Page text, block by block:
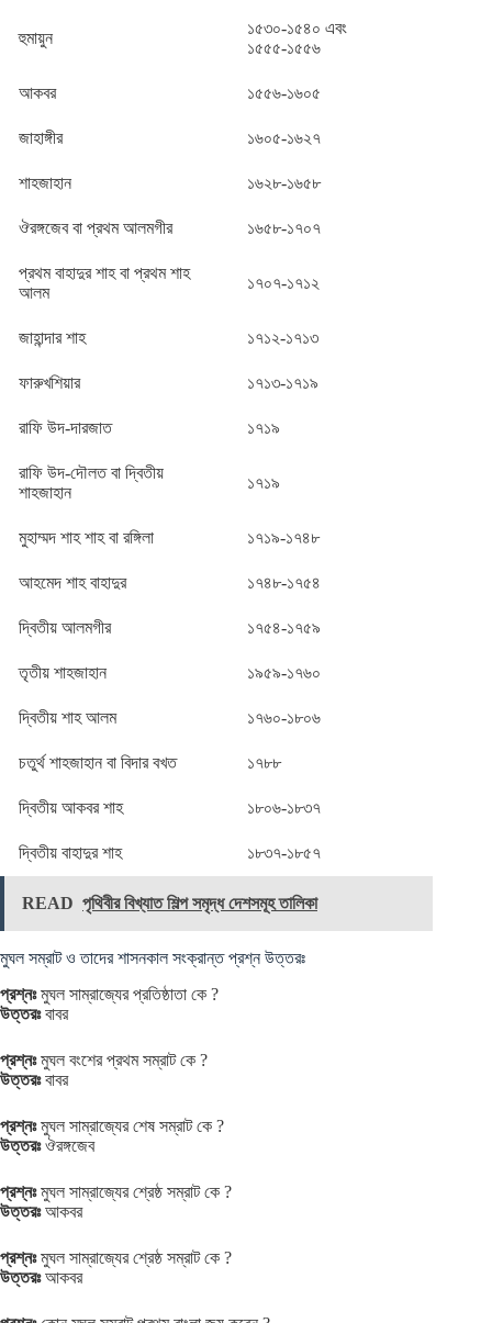
হুমায়ুন
১৫৩০-১৫৪০ এবং
১৫৫৫-১৫৫৬
আকবর ১৫৫৬-১৬০৫
জাহাঙ্গীর ১৬০৫-১৬২৭
শাহজাহান ১৬২৮-১৬৫৮
ঔরঙ্গজেব বা প্রথম আলমগীর ১৬৫৮-১৭০৭
প্রথম বাহাদুর শাহ বা প্রথম শাহ
আলম
১৭০৭-১৭১২
জাহান্দার শাহ ১৭১২-১৭১৩
ফারুখশিয়ার ১৭১৩-১৭১৯
রাফি উদ-দারজাত ১৭১৯
রাফি উদ-দৌলত বা দ্বিতীয়
শাহজাহান
১৭১৯
মুহাম্মদ শাহ শাহ বা রঙ্গিলা ১৭১৯-১৭৪৮
আহমেদ শাহ বাহাদুর ১৭৪৮-১৭৫৪
দ্বিতীয় আলমগীর ১৭৫৪-১৭৫৯
তৃতীয় শাহজাহান ১৯৫৯-১৭৬০
দ্বিতীয় শাহ আলম ১৭৬০-১৮০৬
চতুর্থ শাহজাহান বা বিদার বখত ১৭৮৮
দ্বিতীয় আকবর শাহ ১৮০৬-১৮৩৭
দ্বিতীয় বাহাদুর শাহ ১৮৩৭-১৮৫৭
READ পৃথিবীর বিখ্যাত শিল্প সমৃদ্ধ দেশসমূহ তালিকা
মুঘল সম্রাট ও তাদের শাসনকাল সংক্রান্ত প্রশ্ন উত্তরঃ
প্রশ্নঃমুঘল সাম্রাজ্যের প্রতিষ্ঠাতা কে ?
উত্তরঃবাবর
প্রশ্নঃমুঘল বংশের প্রথম সম্রাট কে ?
উত্তরঃবাবর
প্রশ্নঃমুঘল সাম্রাজ্যের শেষ সম্রাট কে ?
উত্তরঃঔরঙ্গজেব
প্রশ্নঃমুঘল সাম্রাজ্যের শ্রেষ্ঠ সম্রাট কে ?
উত্তরঃআকবর
প্রশ্নঃমুঘল সাম্রাজ্যের শ্রেষ্ঠ সম্রাট কে ?
উত্তরঃআকবর